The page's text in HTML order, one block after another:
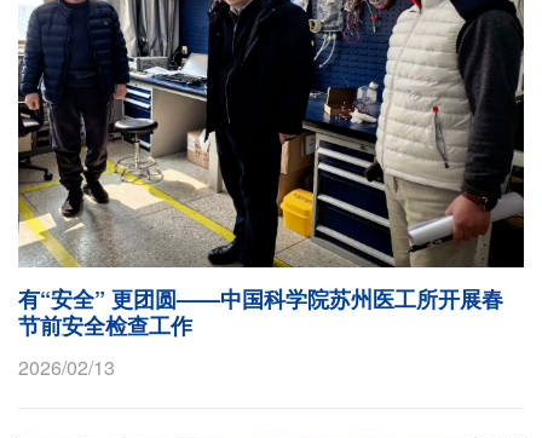
有“安全” 更团圆——中国科学院苏州医工所开展春
节前安全检查工作
2026/02/13